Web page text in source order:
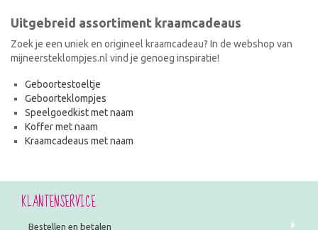
Uitgebreid assortiment kraamcadeaus
Zoek je een uniek en origineel kraamcadeau? In de webshop van
mijneersteklompjes.nl vind je genoeg inspiratie!
Geboortestoeltje
Geboorteklompjes
Speelgoedkist met naam
Koffer met naam
Kraamcadeaus met naam
KLANTENSERVICE
Bestellen en betalen